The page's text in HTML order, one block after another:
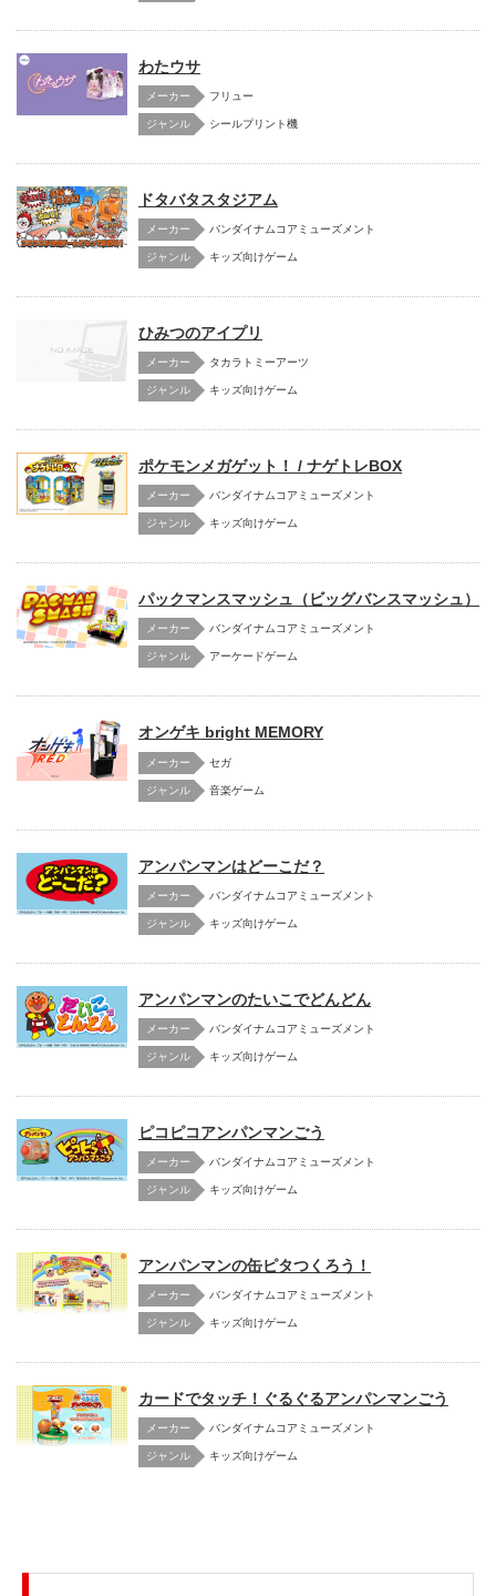
わたウサ
メーカー フリュー
シールプリント機
ドタバタスタジアム
メーカー バンダイナムコアミューズメント
キッズ向けゲーム
ひみつのアイプリ
メーカー タカラトミーアーツ
キッズ向けゲーム
ポケモンメガゲット！ / ナゲトレBOX
メーカー バンダイナムコアミューズメント
キッズ向けゲーム
パックマンスマッシュ（ビッグバンスマッシュ）
メーカー バンダイナムコアミューズメント
アーケードゲーム
オンゲキ bright MEMORY
メーカー セガ
音楽ゲーム
アンパンマンはどーこだ？
メーカー バンダイナムコアミューズメント
キッズ向けゲーム
アンパンマンのたいこでどんどん
メーカー バンダイナムコアミューズメント
キッズ向けゲーム
ピコピコアンパンマンごう
メーカー バンダイナムコアミューズメント
キッズ向けゲーム
アンパンマンの缶ピタつくろう！
メーカー バンダイナムコアミューズメント
キッズ向けゲーム
カードでタッチ！ぐるぐるアンパンマンごう
メーカー バンダイナムコアミューズメント
キッズ向けゲーム